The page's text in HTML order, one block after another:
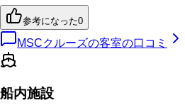
参考になった0
MSCクルーズの客室の口コミ
船内施設